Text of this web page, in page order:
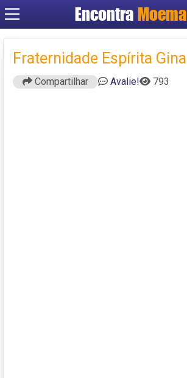
Encontra Moema
Criar conta
Fraternidade Espírita Gina
Compartilhar Avalie! 793